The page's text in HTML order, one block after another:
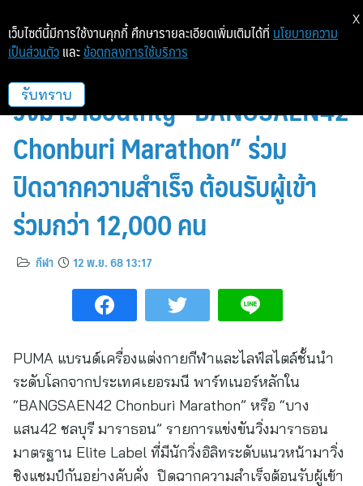
PUMA พาร์ทเนอร์หลักการแข่งขัน
วิ่งมาราธอนใหญ่ “BANGSAEN42
Chonburi Marathon” ร่วม
ปิดฉากความสำเร็จ ต้อนรับผู้เข้า
ร่วมกว่า 12,000 คน
กีฬา 12 พ.ย. 68 13:17
PUMA แบรนด์เครื่องแต่งกายกีฬาและไลฟ์สไตล์ชั้นนำ
ระดับโลกจากประเทศเยอรมนี พาร์ทเนอร์หลักใน
“BANGSAEN42 Chonburi Marathon” หรือ “บาง
แสน42 ชลบุรี มาราธอน” รายการแข่งขันวิ่งมาราธอน
มาตรฐาน Elite Label ที่มีนักวิ่งอิลิทระดับแนวหน้ามาวิ่ง
ชิงแชมป์กันอย่างคับคั่ง ปิดฉากความสำเร็จต้อนรับผู้เข้า
เว็บไซต์นี้มีการใช้งานคุกกี้ ศึกษารายละเอียดเพิ่มเติมได้ที่ นโยบายความ
เป็นส่วนตัว และ ข้อตกลงการใช้บริการ
รับทราบ
X